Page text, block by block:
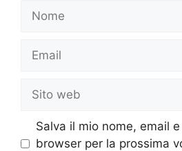
Nome
Email
Sito
web
Salva il mio nome, email
browser per la prossima